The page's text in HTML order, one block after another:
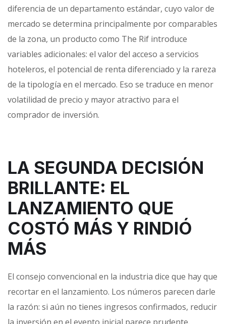
diferencia de un departamento estándar, cuyo valor de
mercado se determina principalmente por comparables
de la zona, un producto como The Rif introduce
variables adicionales: el valor del acceso a servicios
hoteleros, el potencial de renta diferenciado y la rareza
de la tipología en el mercado. Eso se traduce en menor
volatilidad de precio y mayor atractivo para el
comprador de inversión.
LA SEGUNDA DECISIÓN
BRILLANTE: EL
LANZAMIENTO QUE
COSTÓ MÁS Y RINDIÓ
MÁS
El consejo convencional en la industria dice que hay que
recortar en el lanzamiento. Los números parecen darle
la razón: si aún no tienes ingresos confirmados, reducir